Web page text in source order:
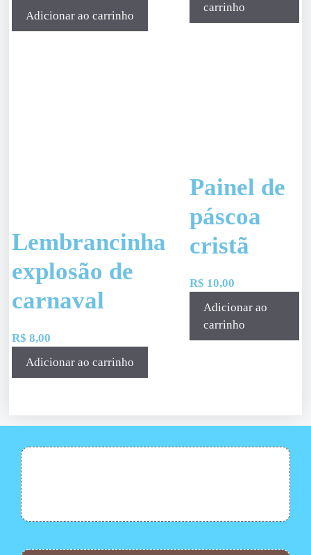
Adicionar ao carrinho
carrinho
Lembrancinha
explosão de
carnaval
R$ 8,00
Adicionar ao carrinho
Painel de
páscoa
cristã
R$ 10,00
Adicionar ao
carrinho